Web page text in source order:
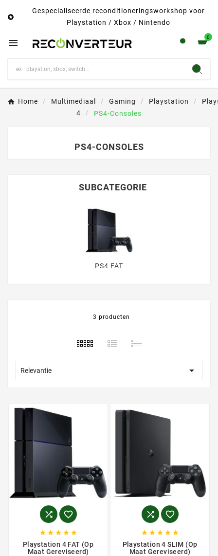

Gespecialiseerde reconditioneringsworkshop voor
Playstation / Xbox / Nintendo
 0
Home Multimediaal Gaming Playstation
4
PS4-Consoles
PS4-CONSOLES
SUBCATEGORIE
PS4 FAT
3 producten
Relevantie 
 
    
Playstation 4 FAT (op
Maat Gereviseerd)
 
    
Playstation 4 SLIM (op
Maat Gereviseerd)